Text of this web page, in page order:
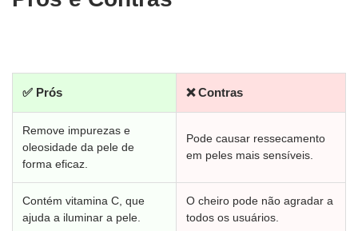
✅ Prós ❌ Contras
Remove impurezas e
oleosidade da pele de
forma eficaz.
Pode causar ressecamento
em peles mais sensíveis.
Contém vitamina C, que
ajuda a iluminar a pele.
O cheiro pode não agradar a
todos os usuários.